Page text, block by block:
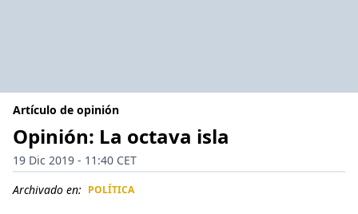
Artículo de opinión
Opinión: La octava isla
19 Dic 2019 - 11:40 CET
Archivado en: POLÍTICA